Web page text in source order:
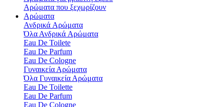
Αρώματα που ξεχωρίζουν
Αρώματα
Ανδρικά Aρώματα
Όλα Ανδρικά Aρώματα
Eau De Toilete
Eau De Parfum
Eau De Cologne
Γυναικεία Αρώματα
Όλα Γυναικεία Αρώματα
Eau De Toilette
Eau De Parfum
Eau De Cologne